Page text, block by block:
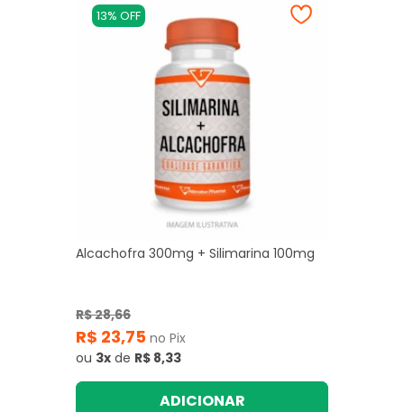
13% OFF
Alcachofra 300mg + Silimarina 100mg
R$ 28,66
R$ 23,75 no Pix
ou 3x de R$ 8,33
ADICIONAR